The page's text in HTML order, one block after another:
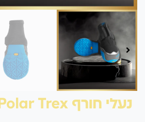
נעלי חורף Polar Trex™